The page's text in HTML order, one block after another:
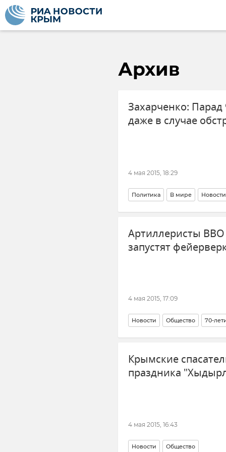
Архив
Захарченко: Парад
даже в случае
4 мая 2015, 18:29
Политика В мире Новости
Артиллеристы ВВО
запустят
4 мая 2015, 17:09
Новости Общество 70-
Крымские
праздника
4 мая 2015, 16:43
Новости Общество